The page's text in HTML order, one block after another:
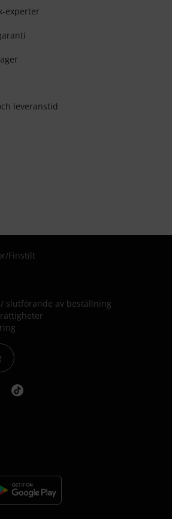
experter
leveranstid
/Finstilt
slutförande av beställning